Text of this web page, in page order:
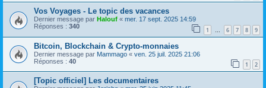
Vos Voyages - Le topic des vacances
Dernier message par Halouf « mer. 17 sept. 2025 14:59
Réponses : 340 1 … 6 7 8 9
Bitcoin, Blockchain & Crypto-monnaies
Dernier message par Mammago « ven. 25 juil. 2025 21:06
Réponses : 40 1 2
[Topic officiel] Les documentaires